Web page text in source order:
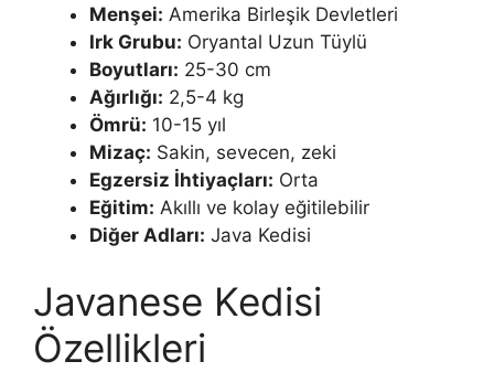
Menşei: Amerika Birleşik Devletleri
Irk Grubu: Oryantal Uzun Tüylü
Boyutları: 25-30 cm
Ağırlığı: 2,5-4 kg
Ömrü: 10-15 yıl
Mizaç: Sakin, sevecen, zeki
Egzersiz İhtiyaçları: Orta
Eğitim: Akıllı ve kolay eğitilebilir
Diğer Adları: Java Kedisi
Javanese Kedisi
Özellikleri